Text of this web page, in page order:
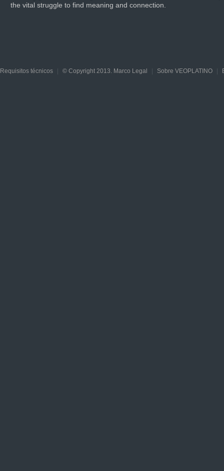
the vital struggle to find meaning and connection.
Requisitos técnicos © Copyright 2013. Marco Legal Sobre VEOPLATINO